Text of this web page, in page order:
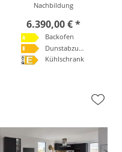
Nachbildung
6.390,00 € *
Backofen
Dunstabzugshaube
Kühlschrank